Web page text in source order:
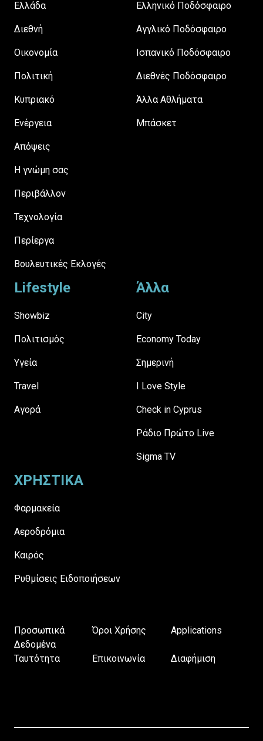
Ελλάδα
Διεθνή
Οικονομία
Πολιτική
Κυπριακό
Ενέργεια
Απόψεις
H γνώμη σας
Περιβάλλον
Τεχνολογία
Περίεργα
Βουλευτικές Εκλογές
Ελληνικό Ποδόσφαιρο
Αγγλικό Ποδόσφαιρο
Ισπανικό Ποδόσφαιρο
Διεθνές Ποδόσφαιρο
Άλλα Αθλήματα
Μπάσκετ
Lifestyle
Showbiz
Πολιτισμός
Υγεία
Travel
Αγορά
Άλλα
City
Economy Today
Σημερινή
I Love Style
Check in Cyprus
Ράδιο Πρώτο Live
Sigma TV
ΧΡΗΣΤΙΚΑ
Φαρμακεία
Αεροδρόμια
Καιρός
Ρυθμίσεις Ειδοποιήσεων
Προσωπικά
Δεδομένα
Όροι Χρήσης Applications
Ταυτότητα Επικοινωνία Διαφήμιση